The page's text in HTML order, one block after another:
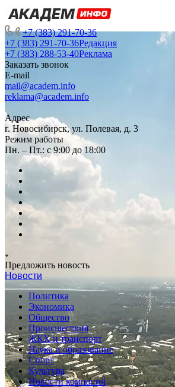
+7 (383) 291-70-36
+7 (383) 291-70-36Редакция
+7 (383) 288-53-40Реклама
Заказать звонок
E-mail
mail@academ.info
reklama@academ.info
Адрес
г. Новосибирск, ул. Полевая, д. 3
Режим работы
Пн. – Пт.: с 9:00 до 18:00
Предложить новость
Новости
Политика
Экономика
Общество
Происшествия
ЖКХ и транспорт
Наука и образование
Спорт
Культура
Новости компаний